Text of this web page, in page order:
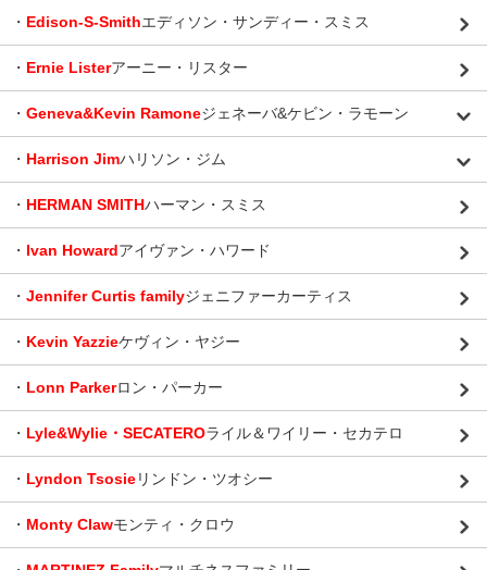
・ Edison-S-Smithエディソン・サンディー・スミス
・ Ernie Listerアーニー・リスター
・ Geneva&Kevin Ramoneジェネーバ&ケビン・ラモーン
・ Harrison Jimハリソン・ジム
・ HERMAN SMITHハーマン・スミス
・ Ivan Howardアイヴァン・ハワード
・ Jennifer Curtis familyジェニファーカーティス
・ Kevin Yazzieケヴィン・ヤジー
・ Lonn Parkerロン・パーカー
・ Lyle&Wylie・SECATEROライル＆ワイリー・セカテロ
・ Lyndon Tsosieリンドン・ツオシー
・ Monty Clawモンティ・クロウ